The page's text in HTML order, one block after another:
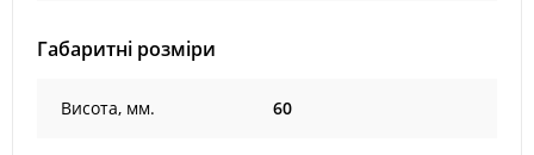
Габаритні розміри
Висота, мм. 60